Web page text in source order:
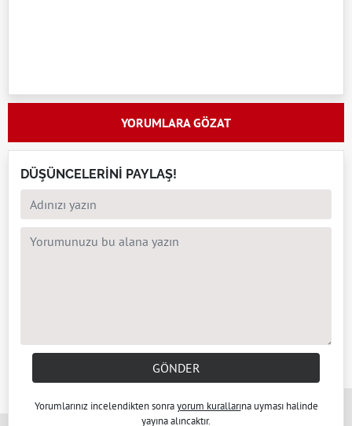
YORUMLARA GÖZAT
DÜŞÜNCELERİNİ PAYLAŞ!
GÖNDER
Yorumlarınız incelendikten sonrayorum kurallarına uyması halinde
yayına alıncaktır.